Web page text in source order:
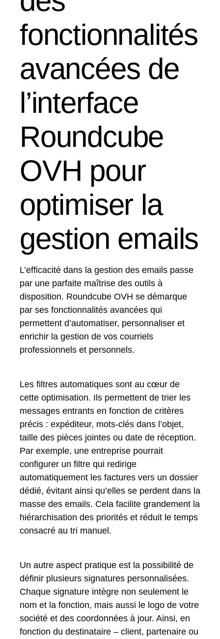
fonctionnalités
avancées de
l’interface
Roundcube
OVH pour
optimiser la
gestion emails
L’efficacité dans la gestion des emails passe
par une parfaite maîtrise des outils à
disposition. Roundcube OVH se démarque
par ses fonctionnalités avancées qui
permettent d’automatiser, personnaliser et
enrichir la gestion de vos courriels
professionnels et personnels.
Les filtres automatiques sont au cœur de
cette optimisation. Ils permettent de trier les
messages entrants en fonction de critères
précis : expéditeur, mots-clés dans l’objet,
taille des pièces jointes ou date de réception.
Par exemple, une entreprise pourrait
configurer un filtre qui redirige
automatiquement les factures vers un dossier
dédié, évitant ainsi qu’elles se perdent dans la
masse des emails. Cela facilite grandement la
hiérarchisation des priorités et réduit le temps
consacré au tri manuel.
Un autre aspect pratique est la possibilité de
définir plusieurs signatures personnalisées.
Chaque signature intègre non seulement le
nom et la fonction, mais aussi le logo de votre
société et des coordonnées à jour. Ainsi, en
fonction du destinataire – client, partenaire ou